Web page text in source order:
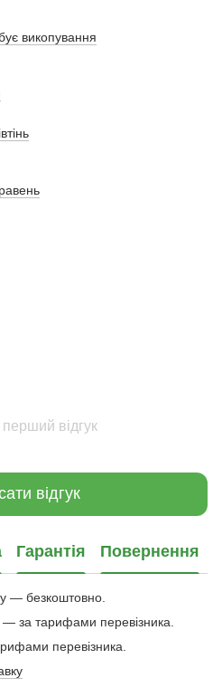
викопування
відгук
відгук
Гарантія Повернення
— безкоштовно.
за тарифами перевізника.
перевізника.